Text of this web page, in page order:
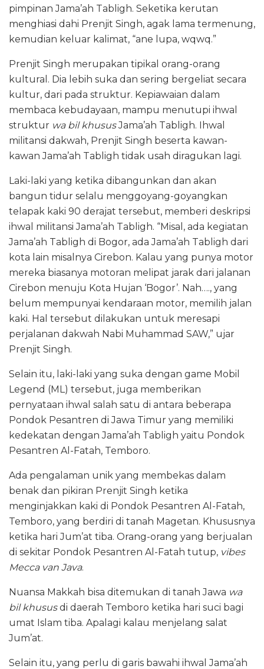
pimpinan Jama’ah Tabligh. Seketika kerutan
menghiasi dahi Prenjit Singh, agak lama termenung,
kemudian keluar kalimat, “ane lupa, wqwq.”
Prenjit Singh merupakan tipikal orang-orang
kultural. Dia lebih suka dan sering bergeliat secara
kultur, dari pada struktur. Kepiawaian dalam
membaca kebudayaan, mampu menutupi ihwal
struktur wa bil khususJama’ah Tabligh. Ihwal
militansi dakwah, Prenjit Singh beserta kawan-
kawan Jama’ah Tabligh tidak usah diragukan lagi.
Laki-laki yang ketika dibangunkan dan akan
bangun tidur selalu menggoyang-goyangkan
telapak kaki 90 derajat tersebut, memberi deskripsi
ihwal militansi Jama’ah Tabligh. “Misal, ada kegiatan
Jama’ah Tabligh di Bogor, ada Jama’ah Tabligh dari
kota lain misalnya Cirebon. Kalau yang punya motor
mereka biasanya motoran melipat jarak dari jalanan
Cirebon menuju Kota Hujan ‘Bogor’. Nah…., yang
belum mempunyai kendaraan motor, memilih jalan
kaki. Hal tersebut dilakukan untuk meresapi
perjalanan dakwah Nabi Muhammad SAW,” ujar
Prenjit Singh.
Selain itu, laki-laki yang suka dengan game Mobil
Legend (ML) tersebut, juga memberikan
pernyataan ihwal salah satu di antara beberapa
Pondok Pesantren di Jawa Timur yang memiliki
kedekatan dengan Jama’ah Tabligh yaitu Pondok
Pesantren Al-Fatah, Temboro.
Ada pengalaman unik yang membekas dalam
benak dan pikiran Prenjit Singh ketika
menginjakkan kaki di Pondok Pesantren Al-Fatah,
Temboro, yang berdiri di tanah Magetan. Khususnya
ketika hari Jum’at tiba. Orang-orang yang berjualan
di sekitar Pondok Pesantren Al-Fatah tutup, vibes
Mecca van Java.
Nuansa Makkah bisa ditemukan di tanah Jawa wa
bil khususdi daerah Temboro ketika hari suci bagi
umat Islam tiba. Apalagi kalau menjelang salat
Jum’at.
Selain itu, yang perlu di garis bawahi ihwal Jama’ah